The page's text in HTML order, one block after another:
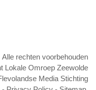
Alle rechten voorbehouden
Lokale Omroep Zeewolde
Media Stichting